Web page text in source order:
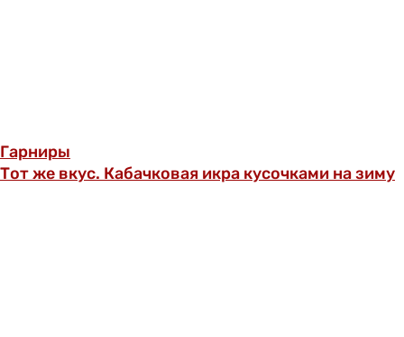
Гарниры
Тот же вкус. Кабачковая икра кусочками на зиму